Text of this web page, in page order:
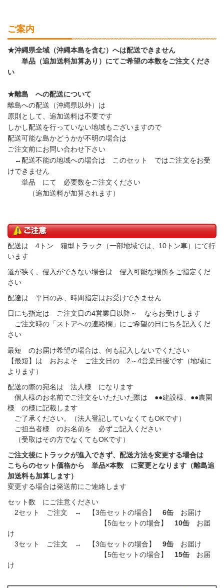
ご案内
★沖縄県全域（沖縄本島を含む）へは配送できません
単品（追加送料加算あり）にてご希望の本数をご注文くださ
い
★離島 への配送について
離島への配送（沖縄県以外）は
原則として、追加送料は不要です
しかし配送を行っていない地域もございますので
配送可能な島かどうかが不明の場合は
ご注文前にお問い合わせ下さい
→配送不能の地域への場合は このセット ではご注文をお受
けできません
単品 にて 必要数をご注文ください
（追加送料が加算されます）
配送は 4トン 箱型トラック（一部地域では、10トン車）にて行
います
道が狭く、侵入ができない場合は 侵入可能な場所をご指定くだ
さい
配達は 平日のみ、時間指定はお受けできません
日にち指定は ご注文日の4営業日以降～ ならお受けします
ご注文時の「ストアへの連絡欄」にご希望の日にちを記入くだ
さい
最短 のお届け希望の場合は、何も記入しないでください
【最短】は おおよそ ご注文日の 2～4営業日後です（地域に
よります）
配送の際の宛名は 法人様 になります
個人様のお名前でご注文をいただいた際は ●●建設様、●●農園
様 の様に記載します
ご了承ください。（法人登記していなくてもOKです）
ご担当者様 のお名前を 必ずご記入ください
（受取はその方でなくてもOKです）
ご注文後にトラックが進入できず、配送方法を変更する場合は
こちらのセット価格から 単品×本数 に変更となります（離島追
加送料も加算します）
変更する場合は発送前にご連絡します
セット数 にご注意ください
2セット ご注文 → 【3缶セットの場合】 6缶 お届け
【5缶セットの場合】 10缶 お届
け
3セット ご注文 → 【3缶セットの場合】 9缶 お届け
【5缶セットの場合】 15缶 お届
け